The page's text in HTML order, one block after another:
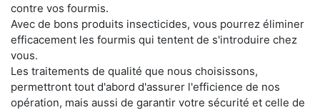
contre vos fourmis.
Avec de bons produits insecticides, vous pourrez éliminer
efficacement les fourmis qui tentent de s'introduire chez
vous.
Les traitements de qualité que nous choisissons,
permettront tout d'abord d'assurer l'efficience de nos
opération, mais aussi de garantir votre sécurité et celle de